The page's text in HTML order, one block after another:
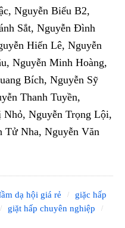
Nguyễn Biểu B2,
Sắt, Nguyễn Đình
Hiến Lê, Nguyễn
Nguyễn Minh Hoàng,
Bích, Nguyễn Sỹ
Thanh Tuyền,
Nguyễn Trọng Lội,
Tử Nha, Nguyễn Văn
dạ hội giá rẻ
giặc hấp
giặt hấp chuyên nghiệp